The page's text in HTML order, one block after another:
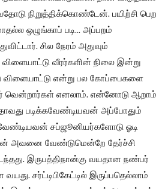
நிறுத்திக்கொண்டேன். பயிற்சி பெற
ஒழுங்காப் படி… அப்பறம்
சில நேரம் அதுவும்
வீரர்களின் நிலை இன்று
விளையாட்டு என்று பல கோப்பைகளை
வென்றார்கள் எனலாம். என்னோடு ஆறாம்
படிக்கவேண்டியவன் அப்போதும்
சப்ஜூனியர்களோடு ஓடி
அவனை வேண்டுமென்றே தேர்ச்சி
இருபத்திநான்கு வயதான நண்பர்
சர்ட்டிபிகேட்டில் இருப்பதெல்லாம்